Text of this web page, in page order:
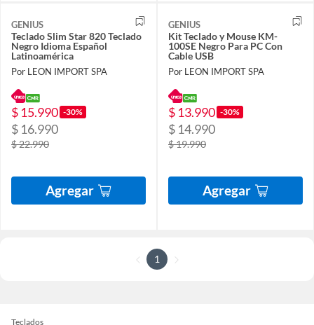
GENIUS
Teclado Slim Star 820 Teclado
Negro Idioma Español
Latinoamérica
Por LEON IMPORT SPA
$ 15.990 -30%
$ 16.990
$ 22.990
Agregar
GENIUS
Kit Teclado y Mouse KM-
100SE Negro Para PC Con
Cable USB
Por LEON IMPORT SPA
$ 13.990 -30%
$ 14.990
$ 19.990
Agregar
1
Teclados